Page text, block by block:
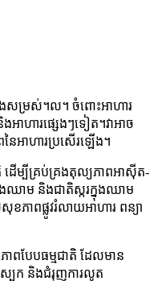
ងសម្រស់។ល។ ចំពោះអាហារ
អាហារផ្សេងៗទៀត។វាអាច
ៃអាហារប្រសើរឡើង។
ដើម្បីគ្រប់គ្រងតុល្យភាពអាស៊ីត-
ងឈាម និងជាតិស្ករក្នុងឈាម
ភាពផ្លូវរំលាយអាហារ ពន្យា
ពបែបធម្មជាតិ ដែលមាន
បែក និងជំរុញការលូត